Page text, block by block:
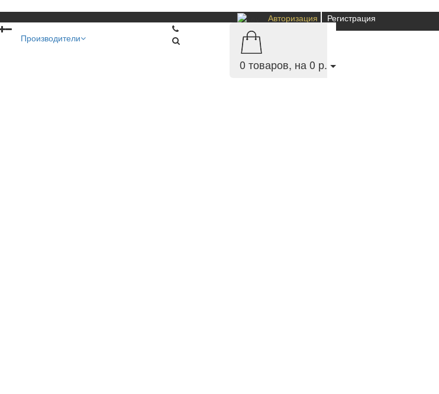
Авторизация
Регистрация
Производители
0 товаров, на 0 р.